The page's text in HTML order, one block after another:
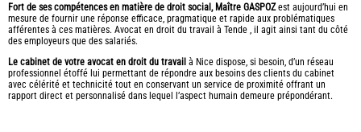
Fort de ses compétences en matière de droit social, Maître GASPOZest aujourd’hui en
mesure de fournir une réponse efficace, pragmatique et rapide aux problématiques
afférentes à ces matières. Avocat en droit du travail à Tende , il agit ainsi tant du côté
des employeurs que des salariés.
Le cabinet de votre avocat en droit du travail à Nice dispose, si besoin, d’un réseau
professionnel étoffé lui permettant de répondre aux besoins des clients du cabinet
avec célérité et technicité tout en conservant un service de proximité offrant un
rapport direct et personnalisé dans lequel l’aspect humain demeure prépondérant.